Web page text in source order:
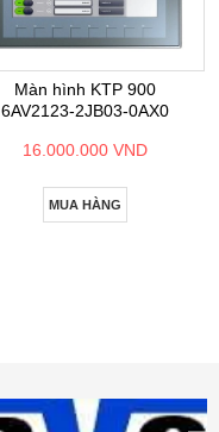
Màn hình KTP 900
6AV2123-2JB03-0AX0
16.000.000 VND
MUA HÀNG